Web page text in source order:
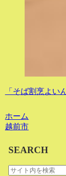
「そば割烹よい
ホーム
越前市
SEARCH